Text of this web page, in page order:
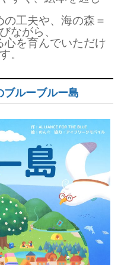
工夫や、海の森＝
ながら、
心を育んでいただけ
。
ルーブルー島